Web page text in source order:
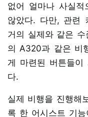
없어 얼마나 사실적
않았다. 다만, 관련
거의 실제와 같은
의 A320과 같은 비
게 마련된 버튼들이
다.
실제 비행을 진행해
록 한 어시스트 기